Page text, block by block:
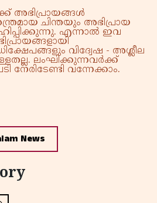
അഭിപ്രായങ്ങൾ
ചിന്തയും അഭിപ്രായ
എന്നാൽ ഇവ
വിദ്വേഷ - അശ്ലീല
ലംഘിക്കുന്നവർക്ക്
നേരിടേണ്ടി വന്നേക്കാം.
News